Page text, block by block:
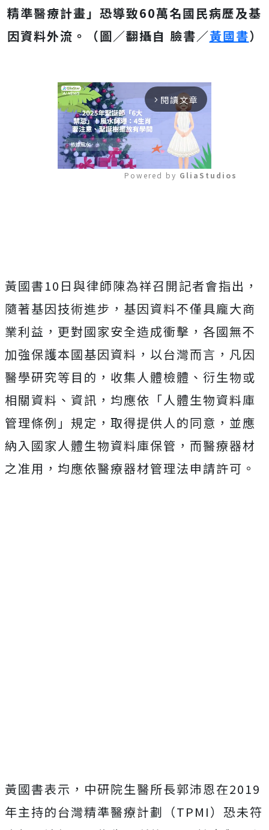
精準醫療計畫」恐導致60萬名國民病歷及基
因資料外流。（圖／翻攝自 臉書／黃國書）
arrow_forward_ios 閱讀文章
Powered by GliaStudios
黃國書10日與律師陳為祥召開記者會指出，
隨著基因技術進步，基因資料不僅具龐大商
業利益，更對國家安全造成衝擊，各國無不
加強保護本國基因資料，以台灣而言，凡因
醫學研究等目的，收集人體檢體、衍生物或
相關資料、資訊，均應依「人體生物資料庫
管理條例」規定，取得提供人的同意，並應
納入國家人體生物資料庫保管，而醫療器材
之准用，均應依醫療器材管理法申請許可。
黃國書表示，中研院生醫所長郭沛恩在2019
年主持的台灣精準醫療計劃（TPMI）恐未符